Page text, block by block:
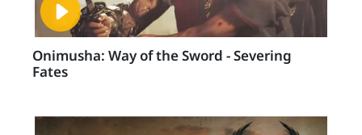
Onimusha: Way of the Sword - Severing
Fates